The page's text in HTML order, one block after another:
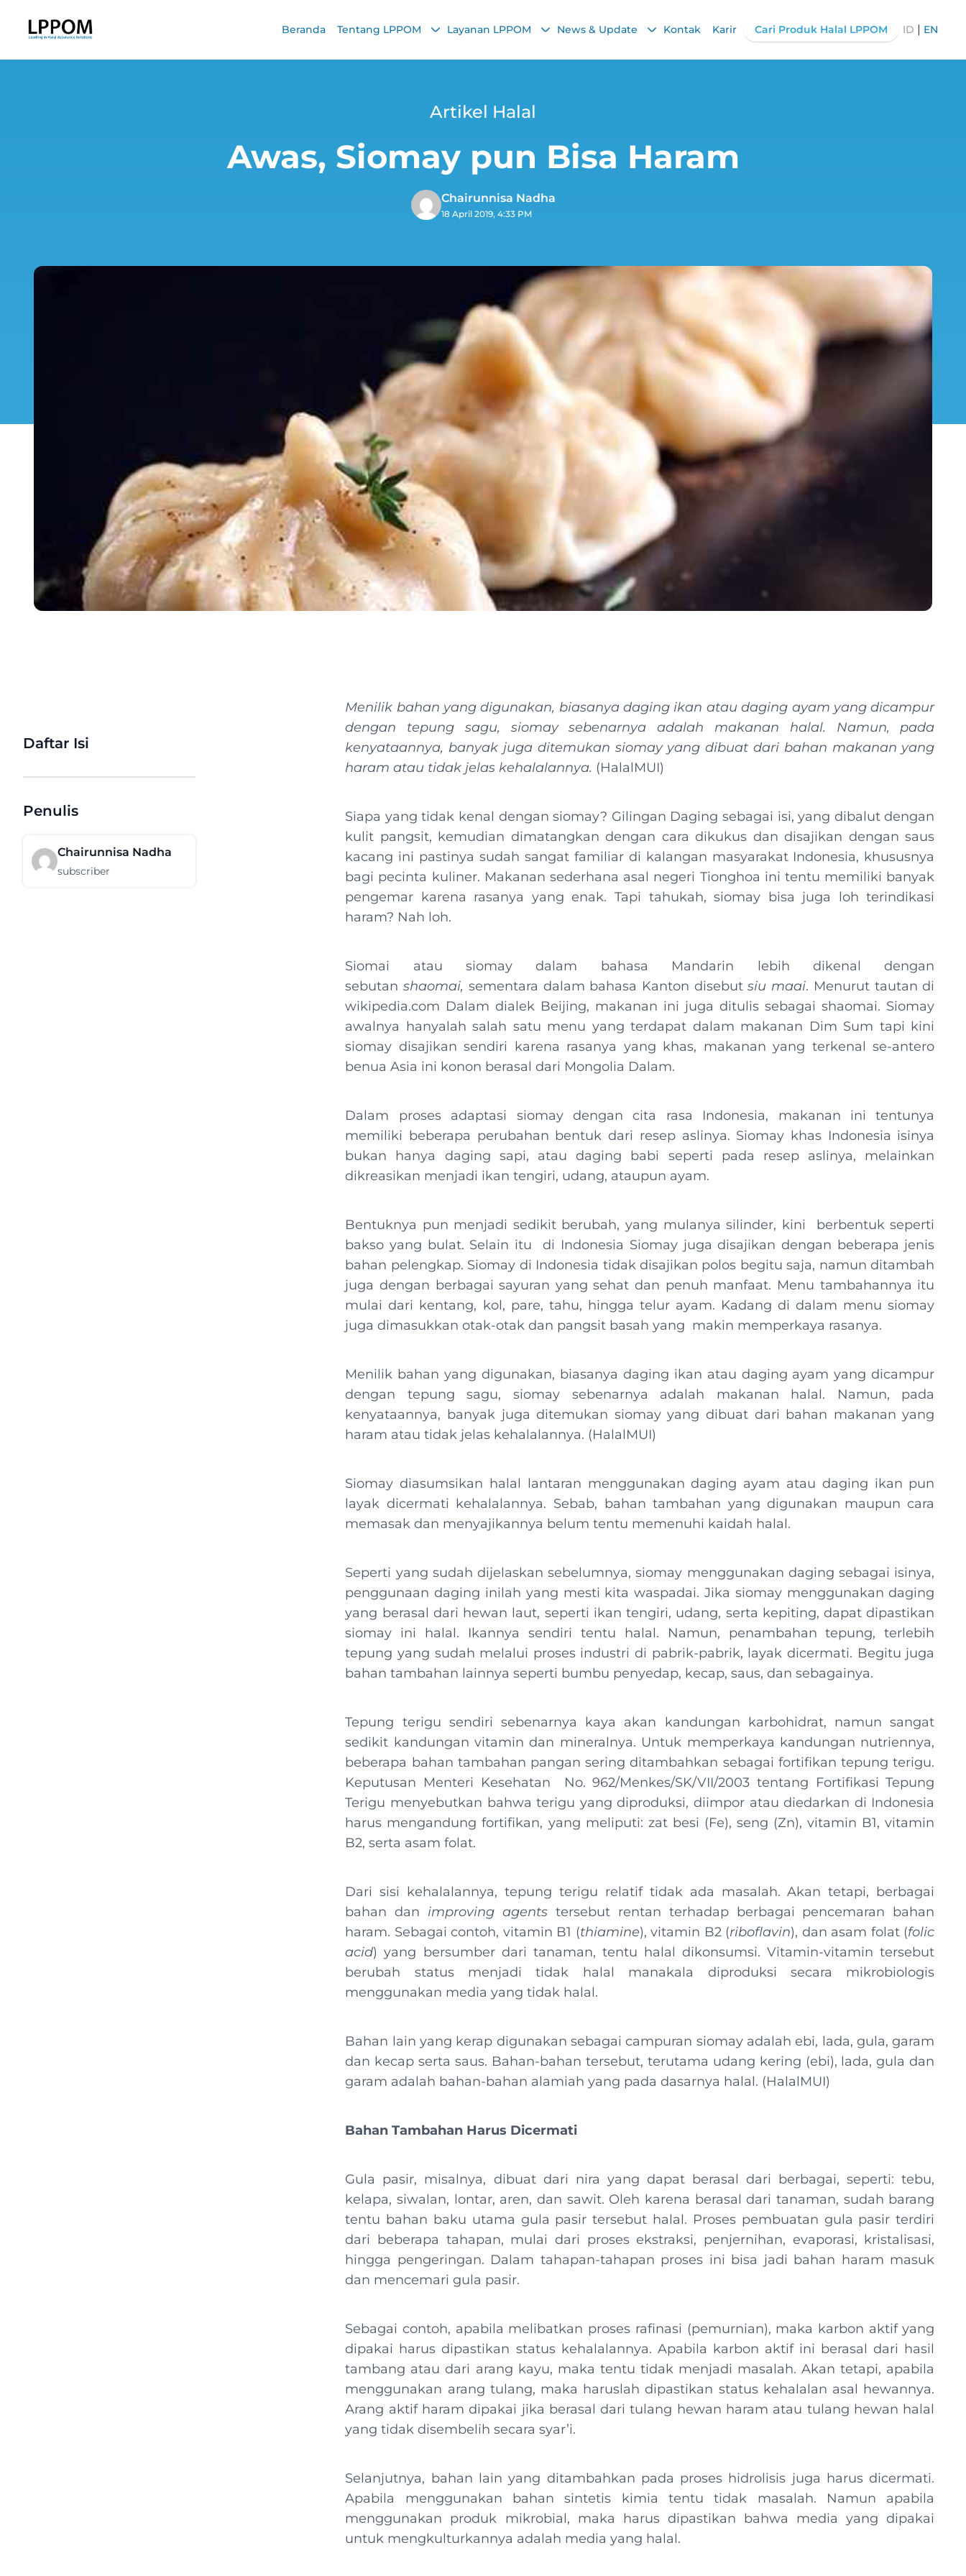
Beranda Tentang LPPOM Layanan LPPOM News & Update Kontak Karir Cari Produk Halal LPPOM ID | EN
Artikel Halal
Awas, Siomay pun Bisa Haram
Chairunnisa Nadha
18 April 2019, 4:33 PM
Daftar Isi
Penulis
Chairunnisa Nadha
subscriber
Menilik bahan yang digunakan, biasanya daging ikan atau daging ayam yang dicampur
dengan tepung sagu, siomay sebenarnya adalah makanan halal. Namun, pada
kenyataannya, banyak juga ditemukan siomay yang dibuat dari bahan makanan yang
haram atau tidak jelas kehalalannya. (HalalMUI)
Siapa yang tidak kenal dengan siomay? Gilingan Daging sebagai isi, yang dibalut dengan
kulit pangsit, kemudian dimatangkan dengan cara dikukus dan disajikan dengan saus
kacang ini pastinya sudah sangat familiar di kalangan masyarakat Indonesia, khususnya
bagi pecinta kuliner. Makanan sederhana asal negeri Tionghoa ini tentu memiliki banyak
pengemar karena rasanya yang enak. Tapi tahukah, siomay bisa juga loh terindikasi
haram? Nah loh.
Siomai atau siomay dalam bahasa Mandarin lebih dikenal dengan
sebutanshaomai, sementara dalam bahasa Kanton disebutsiu maai. Menurut tautan di
wikipedia.com Dalam dialek Beijing, makanan ini juga ditulis sebagai shaomai. Siomay
awalnya hanyalah salah satu menu yang terdapat dalam makanan Dim Sum tapi kini
siomay disajikan sendiri karena rasanya yang khas, makanan yang terkenal se-antero
benua Asia ini konon berasal dari Mongolia Dalam.
Dalam proses adaptasi siomay dengan cita rasa Indonesia, makanan ini tentunya
memiliki beberapa perubahan bentuk dari resep aslinya. Siomay khas Indonesia isinya
bukan hanya daging sapi, atau daging babi seperti pada resep aslinya, melainkan
dikreasikan menjadi ikan tengiri, udang, ataupun ayam.
Bentuknya pun menjadi sedikit berubah, yang mulanya silinder, kini berbentuk seperti
bakso yang bulat. Selain itu di Indonesia Siomay juga disajikan dengan beberapa jenis
bahan pelengkap. Siomay di Indonesia tidak disajikan polos begitu saja, namun ditambah
juga dengan berbagai sayuran yang sehat dan penuh manfaat. Menu tambahannya itu
mulai dari kentang, kol, pare, tahu, hingga telur ayam. Kadang di dalam menu siomay
juga dimasukkan otak-otak dan pangsit basah yang makin memperkaya rasanya.
Menilik bahan yang digunakan, biasanya daging ikan atau daging ayam yang dicampur
dengan tepung sagu, siomay sebenarnya adalah makanan halal. Namun, pada
kenyataannya, banyak juga ditemukan siomay yang dibuat dari bahan makanan yang
haram atau tidak jelas kehalalannya. (HalalMUI)
Siomay diasumsikan halal lantaran menggunakan daging ayam atau daging ikan pun
layak dicermati kehalalannya. Sebab, bahan tambahan yang digunakan maupun cara
memasak dan menyajikannya belum tentu memenuhi kaidah halal.
Seperti yang sudah dijelaskan sebelumnya, siomay menggunakan daging sebagai isinya,
penggunaan daging inilah yang mesti kita waspadai. Jika siomay menggunakan daging
yang berasal dari hewan laut, seperti ikan tengiri, udang, serta kepiting, dapat dipastikan
siomay ini halal. Ikannya sendiri tentu halal. Namun, penambahan tepung, terlebih
tepung yang sudah melalui proses industri di pabrik-pabrik, layak dicermati. Begitu juga
bahan tambahan lainnya seperti bumbu penyedap, kecap, saus, dan sebagainya.
Tepung terigu sendiri sebenarnya kaya akan kandungan karbohidrat, namun sangat
sedikit kandungan vitamin dan mineralnya. Untuk memperkaya kandungan nutriennya,
beberapa bahan tambahan pangan sering ditambahkan sebagai fortifikan tepung terigu.
Keputusan Menteri Kesehatan No. 962/Menkes/SK/VII/2003 tentang Fortifikasi Tepung
Terigu menyebutkan bahwa terigu yang diproduksi, diimpor atau diedarkan di Indonesia
harus mengandung fortifikan, yang meliputi: zat besi (Fe), seng (Zn), vitamin B1, vitamin
B2, serta asam folat.
Dari sisi kehalalannya, tepung terigu relatif tidak ada masalah. Akan tetapi, berbagai
bahan dan improving agents tersebut rentan terhadap berbagai pencemaran bahan
haram. Sebagai contoh, vitamin B1 (thiamine), vitamin B2 (riboflavin), dan asam folat (folic
acid) yang bersumber dari tanaman, tentu halal dikonsumsi. Vitamin-vitamin tersebut
berubah status menjadi tidak halal manakala diproduksi secara mikrobiologis
menggunakan media yang tidak halal.
Bahan lain yang kerap digunakan sebagai campuran siomay adalah ebi, lada, gula, garam
dan kecap serta saus. Bahan-bahan tersebut, terutama udang kering (ebi), lada, gula dan
garam adalah bahan-bahan alamiah yang pada dasarnya halal. (HalalMUI)
Bahan Tambahan Harus Dicermati
Gula pasir, misalnya, dibuat dari nira yang dapat berasal dari berbagai, seperti: tebu,
kelapa, siwalan, lontar, aren, dan sawit. Oleh karena berasal dari tanaman, sudah barang
tentu bahan baku utama gula pasir tersebut halal. Proses pembuatan gula pasir terdiri
dari beberapa tahapan, mulai dari proses ekstraksi, penjernihan, evaporasi, kristalisasi,
hingga pengeringan. Dalam tahapan-tahapan proses ini bisa jadi bahan haram masuk
dan mencemari gula pasir.
Sebagai contoh, apabila melibatkan proses rafinasi (pemurnian), maka karbon aktif yang
dipakai harus dipastikan status kehalalannya. Apabila karbon aktif ini berasal dari hasil
tambang atau dari arang kayu, maka tentu tidak menjadi masalah. Akan tetapi, apabila
menggunakan arang tulang, maka haruslah dipastikan status kehalalan asal hewannya.
Arang aktif haram dipakai jika berasal dari tulang hewan haram atau tulang hewan halal
yang tidak disembelih secara syar’i.
Selanjutnya, bahan lain yang ditambahkan pada proses hidrolisis juga harus dicermati.
Apabila menggunakan bahan sintetis kimia tentu tidak masalah. Namun apabila
menggunakan produk mikrobial, maka harus dipastikan bahwa media yang dipakai
untuk mengkulturkannya adalah media yang halal.